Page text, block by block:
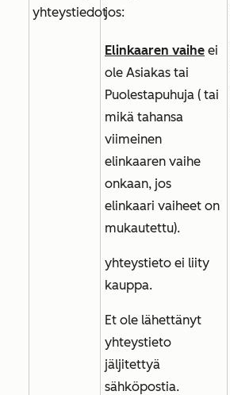
yhteystiedotjos:
Elinkaaren vaihe ei
ole Asiakas tai
Puolestapuhuja ( tai
mikä tahansa
viimeinen
elinkaaren vaihe
onkaan, jos
elinkaari vaiheet on
mukautettu).
yhteystieto ei liity
kauppa.
Et ole lähettänyt
yhteystieto
jäljitettyä
sähköpostia.